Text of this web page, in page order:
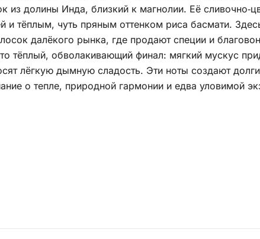
из долины Инда, близкий к магнолии. Её
и тёплым, чуть пряным оттенком риса басмати.
далёкого рынка, где продают специи и
обволакивающий финал: мягкий мускус
лёгкую дымную сладость. Эти ноты создают
о тепле, природной гармонии и едва уловимой